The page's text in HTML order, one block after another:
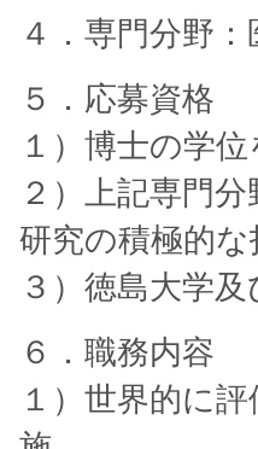
４．専門分野
５．応募資格
１）博士の学
２）上記専門
研究の積極的
３）徳島大学
６．職務内容
１）世界的に